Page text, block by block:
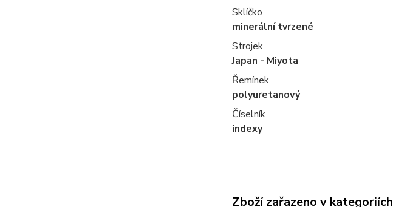
Sklíčko
minerální tvrzené
Strojek
Japan - Miyota
Řemínek
polyuretanový
Číselník
indexy
Zboží zařazeno v kategoriích